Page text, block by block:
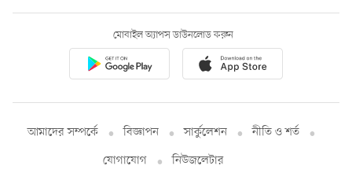
মোবাইল অ্যাপস ডাউনলোড করুন
আমাদের সম্পর্কে বিজ্ঞাপন সার্কুলেশন
নীতি ও শর্ত
যোগাযোগ
নিউজলেটার